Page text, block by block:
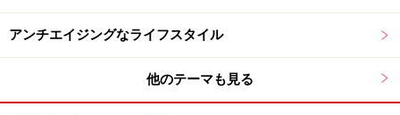
of Research in Personality』という科学雑誌で紹介され
ています。
（Catharine R. Gale, Tom Booth, René Mõttus, Diana
Kuh, Ian J Deary. “Neuroticism and Extraversion in
アンチエイジングなライフスタイル
他のテーマも見る